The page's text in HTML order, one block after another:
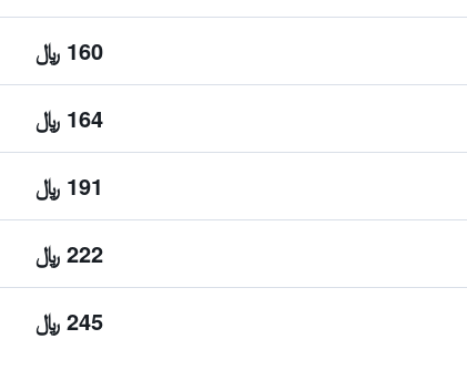
160 ﷼
164 ﷼
191 ﷼
222 ﷼
245 ﷼